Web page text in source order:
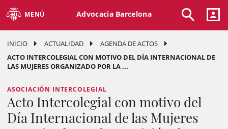
MENÚ Advocacia Barcelona
INICIO ACTUALIDAD
AGENDA DE ACTOS
ACTO INTERCOLEGIAL CON MOTIVO DEL DÍA INTERNACIONAL DE
LAS MUJERES ORGANIZADO POR LA ...
ASOCIACIÓN INTERCOLEGIAL
Acto Intercolegial con motivo del
Día Internacional de las Mujeres